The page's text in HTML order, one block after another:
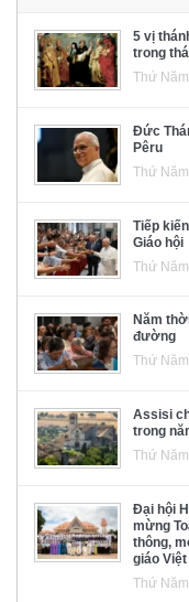
5 vị
trong
Thứ
Đức
Pêru
Thứ
Tiếp
Giáo hội
Thứ
Năm
đường
Thứ
Assisi
trong
Thứ
Đại hội
mừng
thông,
giáo Việt
Thứ